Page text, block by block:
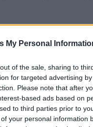
My Personal
of the sale, sharing to
for targeted advertising
Please note that after
based ads based on
to third parties prior to
your personal information
την περίοδο
για την